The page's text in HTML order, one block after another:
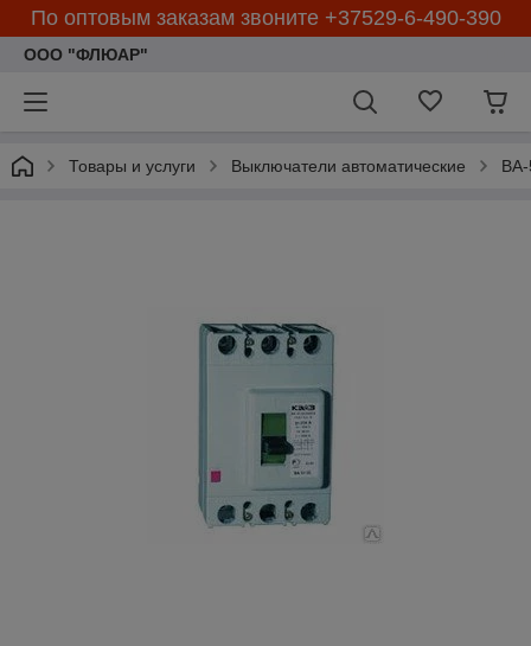
По оптовым заказам звоните +37529-6-490-390
ООО "ФЛЮАР"
Товары и услуги Выключатели автоматические ВА-